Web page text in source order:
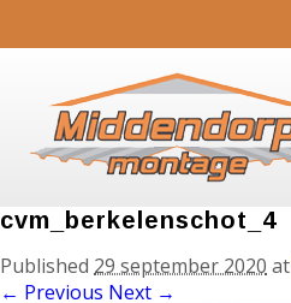
cvm_berkelenschot_4
Published 29 september 2020 at
← Previous Next →